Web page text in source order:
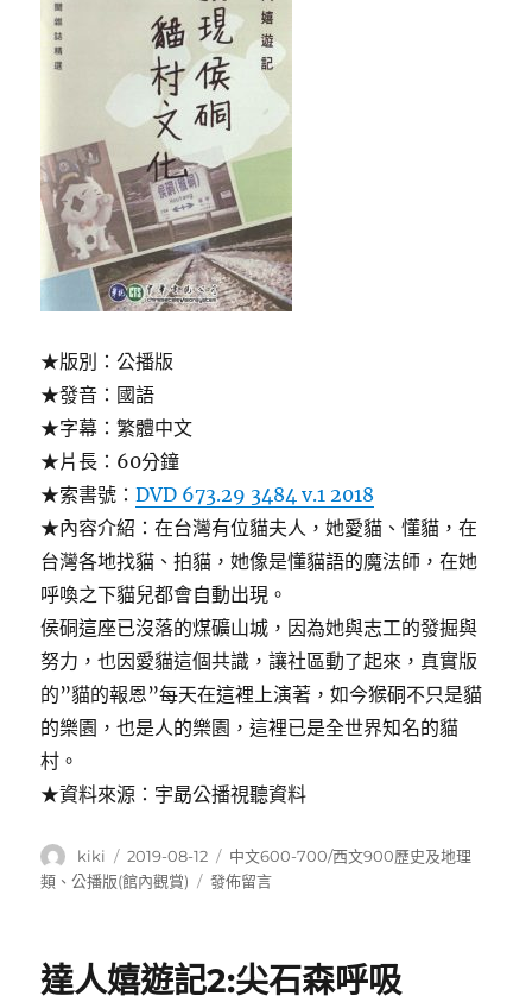
★版別：公播版
★發音：國語
★字幕：繁體中文
★片長：60分鐘
★索書號：DVD 673.29 3484 v.1 2018
★內容介紹：在台灣有位貓夫人，她愛貓、懂貓，在
台灣各地找貓、拍貓，她像是懂貓語的魔法師，在她
呼喚之下貓兒都會自動出現。
侯硐這座已沒落的煤礦山城，因為她與志工的發掘與
努力，也因愛貓這個共識，讓社區動了起來，真實版
的”貓的報恩”每天在這裡上演著，如今猴硐不只是貓
的樂園，也是人的樂園，這裡已是全世界知名的貓
村。
★資料來源：宇勗公播視聽資料
作
者
kiki
發
佈
2019-08-12
分
類
中文600-700/西文900歷史及地理
類 、公播版(館內觀賞)
在
遊
發佈留言
達人嬉遊記2:尖石森呼吸